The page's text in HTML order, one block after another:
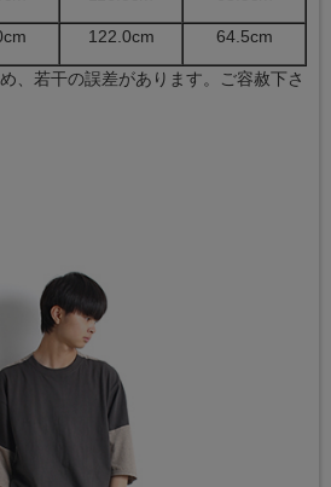
122.0cm 64.5cm
、若干の誤差があります。ご容赦下さ